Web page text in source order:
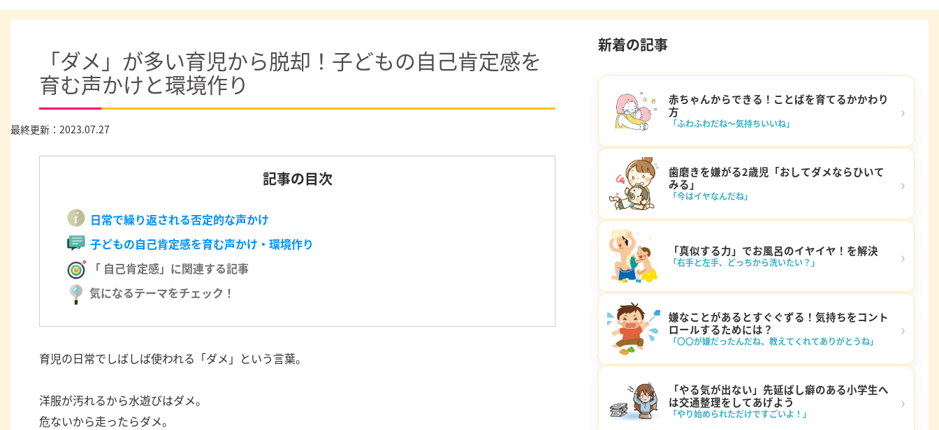
「ダメ」が多い育児から脱却！子どもの自己肯定感を
育む声かけと環境作り
最終更新：2023.07.27
記事の目次
日常で繰り返される否定的な声かけ
子どもの自己肯定感を育む声かけ・環境作り
「 自己肯定感」に関連する記事
気になるテーマをチェック！
育児の日常でしばしば使われる「ダメ」という言葉。
洋服が汚れるから水遊びはダメ。
危ないから走ったらダメ。
新着の記事
赤ちゃんからできる！ことばを育てるかかわり
方
「ふわふわだね～気持ちいいね」
›
歯磨きを嫌がる2歳児「おしてダメならひいて
みる」
「今はイヤなんだね」
›
「真似する力」でお風呂のイヤイヤ！を解決
「右手と左手、どっちから洗いたい？」 ›
嫌なことがあるとすぐぐずる！気持ちをコント
ロールするためには？
「〇〇が嫌だったんだね、教えてくれてありがとうね」
›
「やる気が出ない」先延ばし癖のある小学生へ
は交通整理をしてあげよう
「やり始められただけですごいよ！」
›